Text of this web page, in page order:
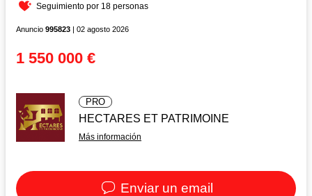
Seguimiento por 18 personas
Anuncio 995823 | 02 agosto 2026
1 550 000 €
PRO
HECTARES ET PATRIMOINE
Más información
Enviar un email